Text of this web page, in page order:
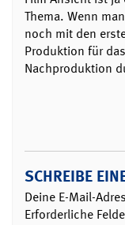
Thema. Wenn
noch mit den
Produktion für
Nachproduktion
SCHREIBE
Deine E-Mail-
Erforderliche